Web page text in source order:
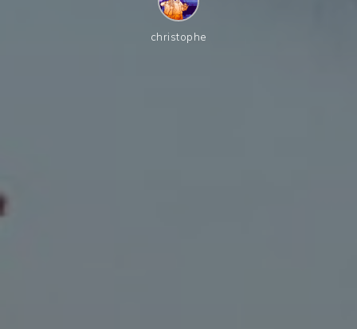
christophe